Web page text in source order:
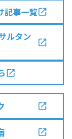
記事一覧
ルタン